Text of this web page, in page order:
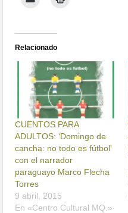
Relacionado
CUENTOS PARA
ADULTOS: ‘Domingo de
cancha: no todo es fútbol’
con el narrador
paraguayo Marco Flecha
Torres
9 abril, 2015
En «Centro Cultural MQ.»